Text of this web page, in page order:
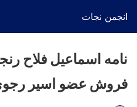
انجمن نجات
نامه اسماعیل فلاح
فروش عضو اسیر